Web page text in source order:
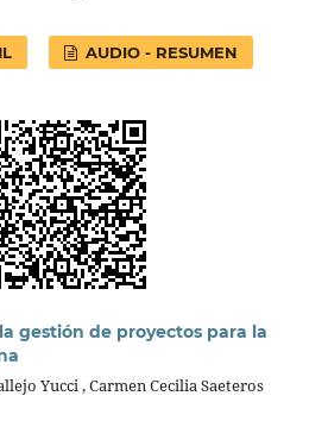
AUDIO - RESUMEN
gestión de proyectos para la
Yucci , Carmen Cecilia Saeteros